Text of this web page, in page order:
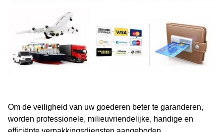
Om de veiligheid van uw goederen beter te garanderen,
worden professionele, milieuvriendelijke, handige en